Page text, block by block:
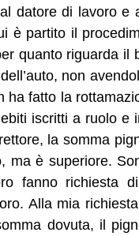
datore di lavoro
è partito il
quanto riguarda
non
fatto la
iscritti a ruolo
la somma
ma è superiore.
fanno richiesta
Alla mia
dovuta, il